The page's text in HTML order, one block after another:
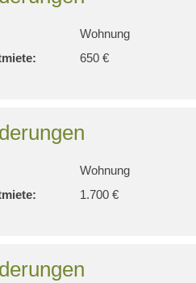
Wohnung
650 €
Wohnung
1.700 €